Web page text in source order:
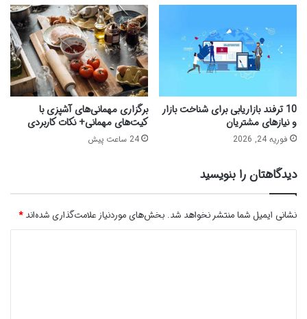
10 ترفند بازاریابی برای شناخت بازار
و نیازهای مشتریان
فوریه 24, 2026
برگزاری مهمانی‌های آشپزی با
کیت‌های مهمانی+ نکات کاربردی
24 ساعت پیش
دیدگاهتان را بنویسید
نشانی ایمیل شما منتشر نخواهد شد. بخش‌های موردنیاز علامت‌گذاری شده‌اند*